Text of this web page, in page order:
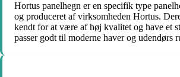
Hortus panelhegn er en specifik type
og produceret af virksomheden Hortus.
kendt for at være af høj kvalitet og have et
passer godt til moderne haver og udendørs